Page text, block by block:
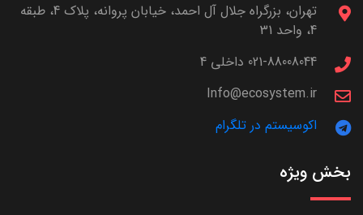
تهران، بزرگراه جلال آل احمد، خیابان پروانه، پلاک 4، طبقه
4، واحد 31
021-88008044 داخلی 4
Info@ecosystem.ir
اکوسیستم در تلگرام
بخش ویژه